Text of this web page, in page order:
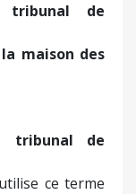
tribunal de
maison des
tribunal de
ce terme